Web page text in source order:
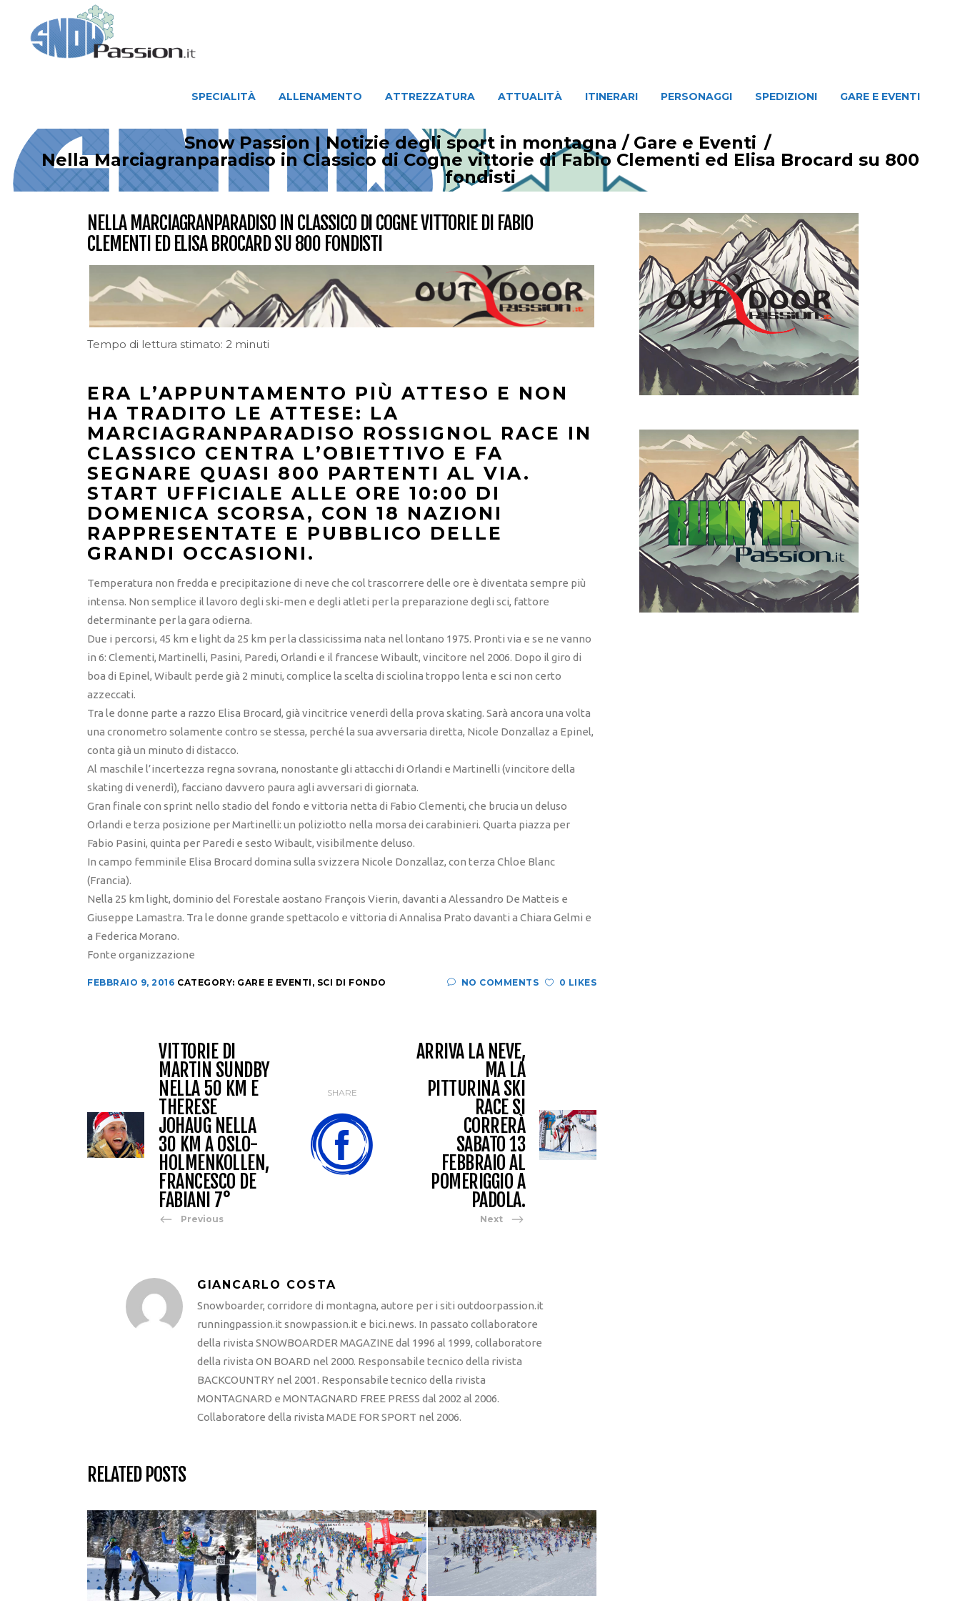
SPECIALITÀ ALLENAMENTO ATTREZZATURA ATTUALITÀ ITINERARI PERSONAGGI SPEDIZIONI GARE E EVENTI
Snow Passion | Notizie degli sport in montagna / Gare e Eventi /
Nella Marciagranparadiso in Classico di Cogne vittorie di Fabio Clementi ed Elisa Brocard su 800
fondisti
NELLA MARCIAGRANPARADISO IN CLASSICO DI COGNE VITTORIE DI FABIO
CLEMENTI ED ELISA BROCARD SU 800 FONDISTI
Tempo di lettura stimato: 2 minuti
ERA L’APPUNTAMENTO PIÙ ATTESO E NON
HA TRADITO LE ATTESE: LA
MARCIAGRANPARADISO ROSSIGNOL RACE IN
CLASSICO CENTRA L’OBIETTIVO E FA
SEGNARE QUASI 800 PARTENTI AL VIA.
START UFFICIALE ALLE ORE 10:00 DI
DOMENICA SCORSA, CON 18 NAZIONI
RAPPRESENTATE E PUBBLICO DELLE
GRANDI OCCASIONI.
Temperatura non fredda e precipitazione di neve che col trascorrere delle ore è diventata sempre più
intensa. Non semplice il lavoro degli ski-men e degli atleti per la preparazione degli sci, fattore
determinante per la gara odierna.
Due i percorsi, 45 km e light da 25 km per la classicissima nata nel lontano 1975. Pronti via e se ne vanno
in 6: Clementi, Martinelli, Pasini, Paredi, Orlandi e il francese Wibault, vincitore nel 2006. Dopo il giro di
boa di Epinel, Wibault perde già 2 minuti, complice la scelta di sciolina troppo lenta e sci non certo
azzeccati.
Tra le donne parte a razzo Elisa Brocard, già vincitrice venerdì della prova skating. Sarà ancora una volta
una cronometro solamente contro se stessa, perché la sua avversaria diretta, Nicole Donzallaz a Epinel,
conta già un minuto di distacco.
Al maschile l’incertezza regna sovrana, nonostante gli attacchi di Orlandi e Martinelli (vincitore della
skating di venerdì), facciano davvero paura agli avversari di giornata.
Gran finale con sprint nello stadio del fondo e vittoria netta di Fabio Clementi, che brucia un deluso
Orlandi e terza posizione per Martinelli: un poliziotto nella morsa dei carabinieri. Quarta piazza per
Fabio Pasini, quinta per Paredi e sesto Wibault, visibilmente deluso.
In campo femminile Elisa Brocard domina sulla svizzera Nicole Donzallaz, con terza Chloe Blanc
(Francia).
Nella 25 km light, dominio del Forestale aostano François Vierin, davanti a Alessandro De Matteis e
Giuseppe Lamastra. Tra le donne grande spettacolo e vittoria di Annalisa Prato davanti a Chiara Gelmi e
a Federica Morano.
Fonte organizzazione
FEBBRAIO 9, 2016 CATEGORY: GARE E EVENTI , SCI DI FONDO NO COMMENTS 0 LIKES
VITTORIE DI
MARTIN SUNDBY
NELLA 50 KM E
THERESE
JOHAUG NELLA
30 KM A OSLO-
HOLMENKOLLEN,
FRANCESCO DE
FABIANI 7°
Previous
SHARE
ARRIVA LA NEVE,
MA LA
PITTURINA SKI
RACE SI
CORRERÀ
SABATO 13
FEBBRAIO AL
POMERIGGIO A
PADOLA.
Next
GIANCARLO COSTA
Snowboarder, corridore di montagna, autore per i siti outdoorpassion.it
runningpassion.it snowpassion.it e bici.news. In passato collaboratore
della rivista SNOWBOARDER MAGAZINE dal 1996 al 1999, collaboratore
della rivista ON BOARD nel 2000. Responsabile tecnico della rivista
BACKCOUNTRY nel 2001. Responsabile tecnico della rivista
MONTAGNARD e MONTAGNARD FREE PRESS dal 2002 al 2006.
Collaboratore della rivista MADE FOR SPORT nel 2006.
RELATED POSTS